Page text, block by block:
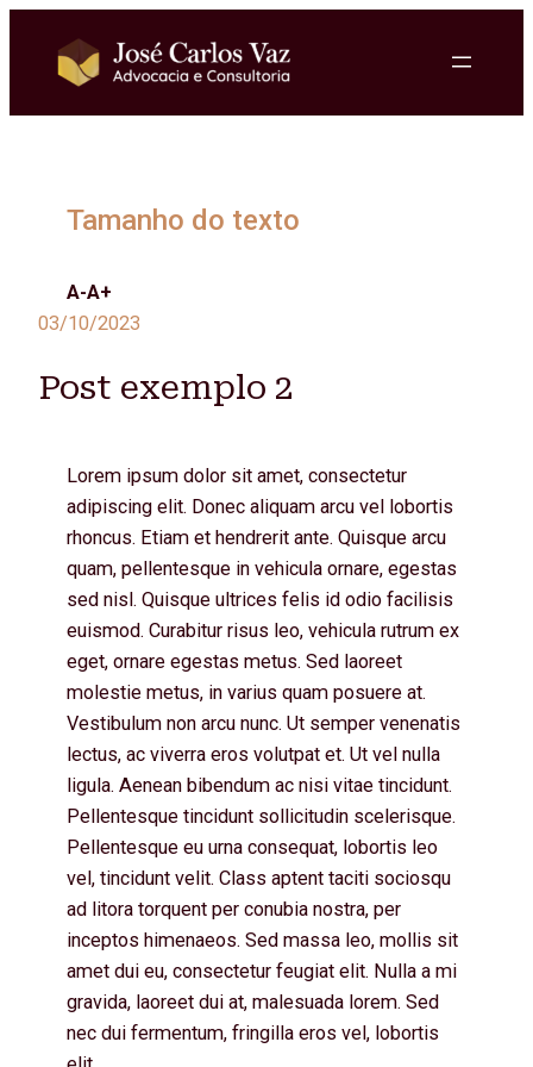
conteúdo
Tamanho do texto
A-A+
03/10/2023
Post exemplo 2
Lorem ipsum dolor sit amet, consectetur
adipiscing elit. Donec aliquam arcu vel lobortis
rhoncus. Etiam et hendrerit ante. Quisque arcu
quam, pellentesque in vehicula ornare, egestas
sed nisl. Quisque ultrices felis id odio facilisis
euismod. Curabitur risus leo, vehicula rutrum ex
eget, ornare egestas metus. Sed laoreet
molestie metus, in varius quam posuere at.
Vestibulum non arcu nunc. Ut semper venenatis
lectus, ac viverra eros volutpat et. Ut vel nulla
ligula. Aenean bibendum ac nisi vitae tincidunt.
Pellentesque tincidunt sollicitudin scelerisque.
Pellentesque eu urna consequat, lobortis leo
vel, tincidunt velit. Class aptent taciti sociosqu
ad litora torquent per conubia nostra, per
inceptos himenaeos. Sed massa leo, mollis sit
amet dui eu, consectetur feugiat elit. Nulla a mi
gravida, laoreet dui at, malesuada lorem. Sed
nec dui fermentum, fringilla eros vel, lobortis